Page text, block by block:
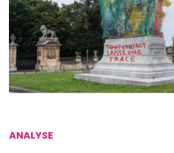
ANALYSE